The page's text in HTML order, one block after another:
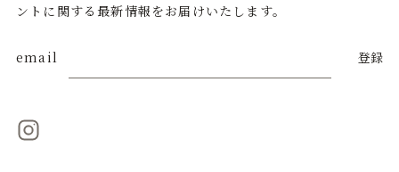
ントに関する最新情報をお届けいたします。
email 登録